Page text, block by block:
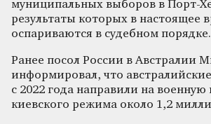
муниципальных выборов в Порт-
результаты которых в настоящее
оспариваются в судебном порядке.
Ранее посол России в Австралии
информировал, что
с 2022 года направили на
киевского режима около 1,2